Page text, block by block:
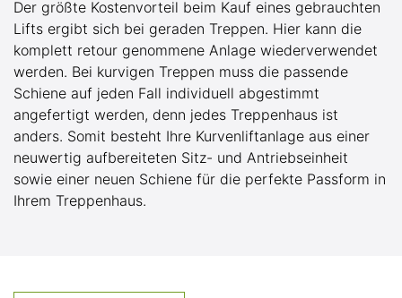
Der größte Kostenvorteil beim Kauf eines gebrauchten
Lifts ergibt sich bei geraden Treppen. Hier kann die
komplett retour genommene Anlage wiederverwendet
werden. Bei kurvigen Treppen muss die passende
Schiene auf jeden Fall individuell abgestimmt
angefertigt werden, denn jedes Treppenhaus ist
anders. Somit besteht Ihre Kurvenliftanlage aus einer
neuwertig aufbereiteten Sitz- und Antriebseinheit
sowie einer neuen Schiene für die perfekte Passform in
Ihrem Treppenhaus.